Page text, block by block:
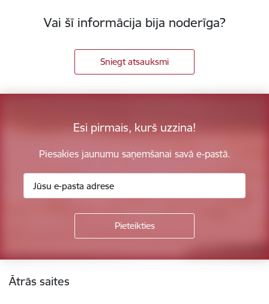
Vai šī informācija bija noderīga?
Sniegt atsauksmi
Esi pirmais, kurš uzzina!
Piesakies jaunumu saņemšanai savā e-pastā.
Ātrās saites